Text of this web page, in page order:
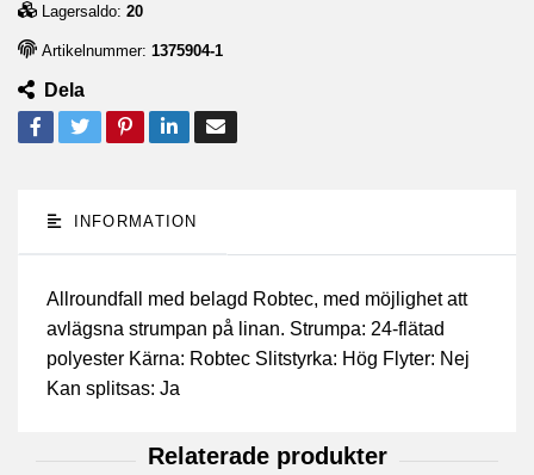
Lagersaldo: 20
Artikelnummer: 1375904-1
Dela
INFORMATION
Allroundfall med belagd Robtec, med möjlighet att
avlägsna strumpan på linan. Strumpa: 24-flätad
polyester Kärna: Robtec Slitstyrka: Hög Flyter: Nej
Kan splitsas: Ja